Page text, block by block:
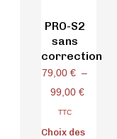
PRO-S2
sans
correction
79,00 € –
99,00 €
TTC
Choix des